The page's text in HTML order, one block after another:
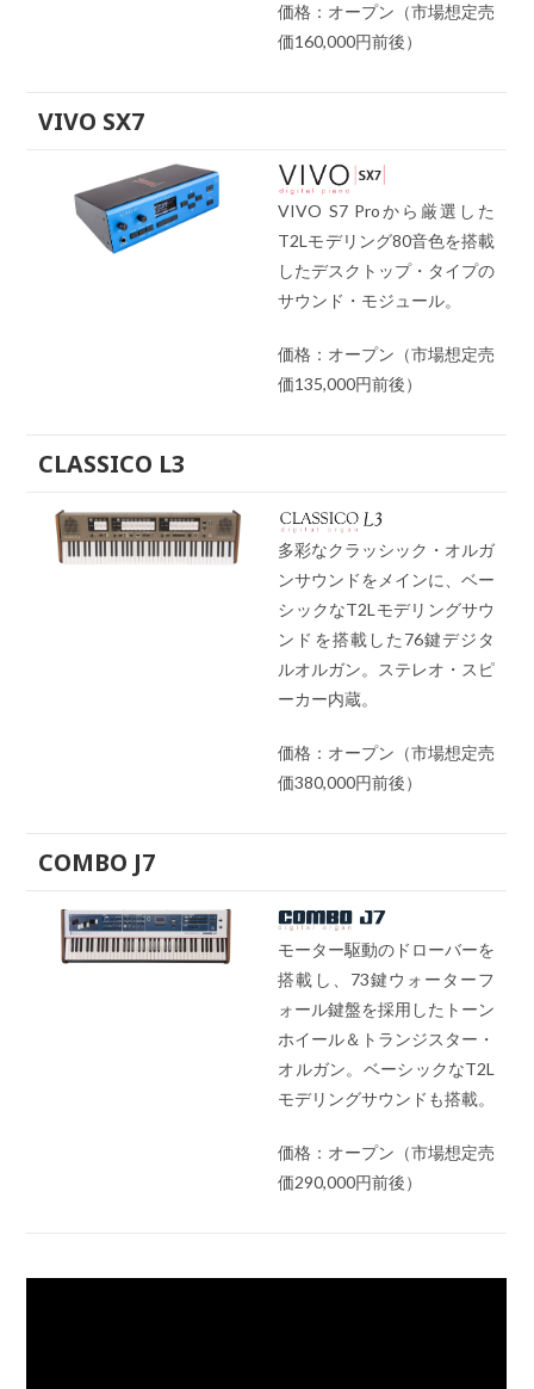
価格：オープン（市場想定売
価160,000円前後）
VIVO SX7
VIVO S7 Proから厳選した
T2Lモデリング80音色を搭載
したデスクトップ・タイプの
サウンド・モジュール。
価格：オープン（市場想定売
価135,000円前後）
CLASSICO L3
多彩なクラッシック・オルガ
ンサウンドをメインに、ベー
シックなT2Lモデリングサウ
ンドを搭載した76鍵デジタ
ルオルガン。ステレオ・スピ
ーカー内蔵。
価格：オープン（市場想定売
価380,000円前後）
COMBO J7
モーター駆動のドローバーを
搭載し、73鍵ウォーターフ
ォール鍵盤を採用したトーン
ホイール＆トランジスター・
オルガン。ベーシックなT2L
モデリングサウンドも搭載。
価格：オープン（市場想定売
価290,000円前後）